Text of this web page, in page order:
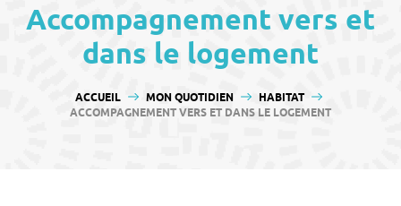
Accompagnement vers et
dans le logement
VOUS ÊTES ICI :
ACCUEIL MON QUOTIDIEN
HABITAT
ACCOMPAGNEMENT VERS ET DANS LE LOGEMENT